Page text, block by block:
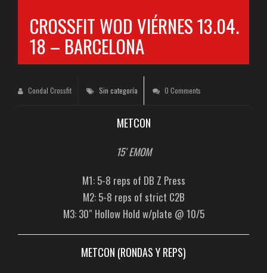
CROSSFIT WOD VIÉRNES 13.04.
18 – BARCELONA
Condal Crossfit Sin categoría 0 Comments
METCON
15′ EMOM
M1: 5-8 reps of DB Z Press
M2: 5-8 reps of strict C2B
M3: 30″ Hollow Hold w/plate @ 10/5
METCON (RONDAS Y REPS)